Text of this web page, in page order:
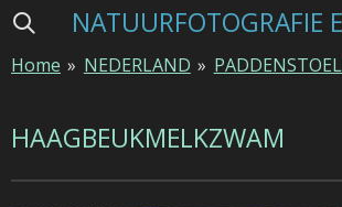
Ga
naar
hoofdinhoud
NATUURFOTOGRAFIE
Home » NEDERLAND »
HAAGBEUKMELKZWAM